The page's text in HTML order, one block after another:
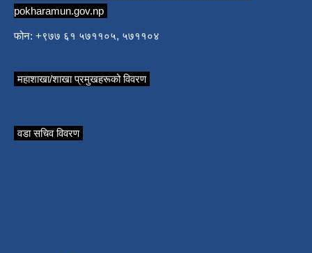
pokharamun.gov.np
फोन: +९७७ ६१ ५७११०५, ५७११०४
महाशाखा/शाखा प्रमुखहरूको विवरण
वडा सचिव विवरण